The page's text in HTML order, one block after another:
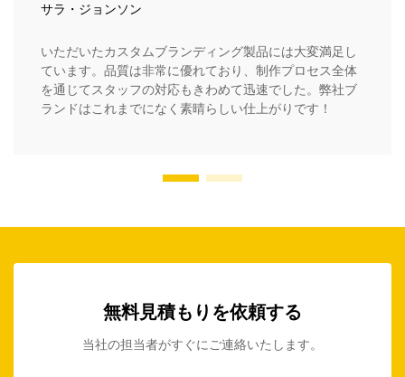
サラ・ジョンソン
いただいたカスタムブランディング製品には大変満足し
ています。品質は非常に優れており、制作プロセス全体
を通じてスタッフの対応もきわめて迅速でした。弊社ブ
ランドはこれまでになく素晴らしい仕上がりです！
無料見積もりを依頼する
当社の担当者がすぐにご連絡いたします。